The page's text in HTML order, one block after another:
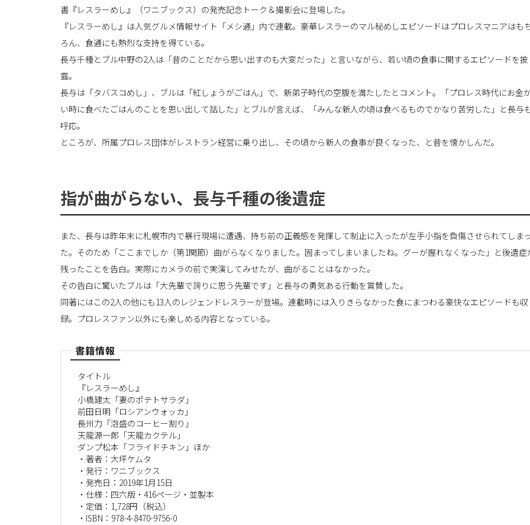
書『レスラーめし』（ワニブックス）の発売記念トーク＆撮影会に登場した。
『レスラーめし』は人気グルメ情報サイト「メシ通」内で連載。豪華レスラーのマル秘めしエピソードはプロレスマニアはも
ろん、食通にも熱烈な支持を得ている。
長与千種とブル中野の2人は「昔のことだから思い出すのも大変だった」と言いながら、若い頃の食事に関するエピソードを披
露。
長与は「タバスコめし」、ブルは「紅しょうがごはん」で、新弟子時代の空腹を満たしたとコメント。「プロレス時代にお金
い時に食べたごはんのことを思い出して話した」とブルが言えば、「みんな新人の頃は食べるものでかなり苦労した」と長与
呼応。
ところが、所属プロレス団体がレストラン経営に乗り出し、その頃から新人の食事が良くなった、と昔を懐かしんだ。
指が曲がらない、長与千種の後遺症
また、長与は昨年末に札幌市内で暴行現場に遭遇、持ち前の正義感を発揮して制止に入ったが左手小指を負傷させられてしま
た。そのため「ここまでしか（第1関節）曲がらなくなりました。固まってしまいましたね。グーが握れなくなった」と後遺症
残ったことを告白。実際にカメラの前で実演してみせたが、曲がることはなかった。
その告白に驚いたブルは「大先輩で誇りに思う先輩です」と長与の勇気ある行動を賞賛した。
同著にはこの2人の他にも13人のレジェンドレスラーが登場。連載時には入りきらなかった食にまつわる豪快なエピソードも収
録。プロレスファン以外にも楽しめる内容となっている。
書籍情報
タイトル
『レスラーめし』
小橋建太「妻のポテトサラダ」
前田日明「ロシアンウォッカ」
長州力「泡盛のコーヒー割り」
天龍源一郎「天龍カクテル」
ダンプ松本「フライドチキン」ほか
・著者：大坪ケムタ
・発行：ワニブックス
・発売日：2019年1月15日
・仕様：四六版・416ページ・並製本
・定価：1,728円（税込）
・ISBN：978-4-8470-9756-0